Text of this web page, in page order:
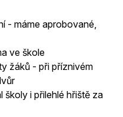
- máme aprobované,
ve škole
žáků - při příznivém
školy i přilehlé hřiště za